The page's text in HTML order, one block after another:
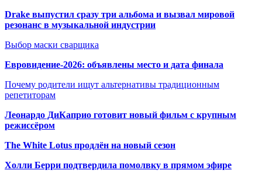
Drake выпустил сразу три альбома и вызвал мировой
резонанс в музыкальной индустрии
Выбор маски сварщика
Евровидение-2026: объявлены место и дата финала
Почему родители ищут альтернативы традиционным
репетиторам
Леонардо ДиКаприо готовит новый фильм с крупным
режиссёром
The White Lotus продлён на новый сезон
Холли Берри подтвердила помолвку в прямом эфире